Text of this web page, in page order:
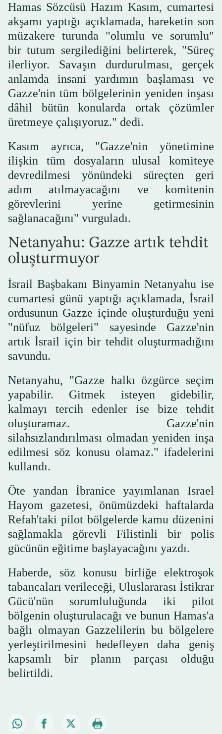
Hamas Sözcüsü Hazım Kasım, cumartesi
akşamı yaptığı açıklamada, hareketin son
müzakere turunda "olumlu ve sorumlu"
bir tutum sergilediğini belirterek, "Süreç
ilerliyor. Savaşın durdurulması, gerçek
anlamda insani yardımın başlaması ve
Gazze'nin tüm bölgelerinin yeniden inşası
dâhil bütün konularda ortak çözümler
üretmeye çalışıyoruz." dedi.
Kasım ayrıca, "Gazze'nin yönetimine
ilişkin tüm dosyaların ulusal komiteye
devredilmesi yönündeki süreçten geri
adım atılmayacağını ve komitenin
görevlerini yerine getirmesinin
sağlanacağını" vurguladı.
Netanyahu: Gazze artık tehdit
oluşturmuyor
İsrail Başbakanı Binyamin Netanyahu ise
cumartesi günü yaptığı açıklamada, İsrail
ordusunun Gazze içinde oluşturduğu yeni
"nüfuz bölgeleri" sayesinde Gazze'nin
artık İsrail için bir tehdit oluşturmadığını
savundu.
Netanyahu, "Gazze halkı özgürce seçim
yapabilir. Gitmek isteyen gidebilir,
kalmayı tercih edenler ise bize tehdit
oluşturamaz. Gazze'nin
silahsızlandırılması olmadan yeniden inşa
edilmesi söz konusu olamaz." ifadelerini
kullandı.
Öte yandan İbranice yayımlanan Israel
Hayom gazetesi, önümüzdeki haftalarda
Refah'taki pilot bölgelerde kamu düzenini
sağlamakla görevli Filistinli bir polis
gücünün eğitime başlayacağını yazdı.
Haberde, söz konusu birliğe elektroşok
tabancaları verileceği, Uluslararası İstikrar
Gücü'nün sorumluluğunda iki pilot
bölgenin oluşturulacağı ve bunun Hamas'a
bağlı olmayan Gazzelilerin bu bölgelere
yerleştirilmesini hedefleyen daha geniş
kapsamlı bir planın parçası olduğu
belirtildi.